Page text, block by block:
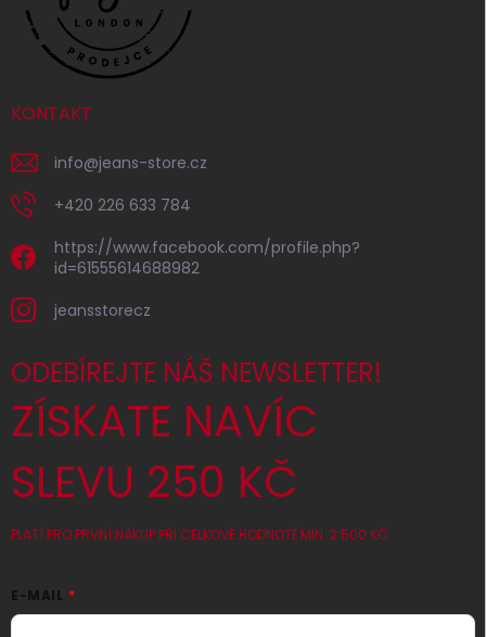
KONTAKT
info@jeans-store.cz
+420 226 633 784
https://www.facebook.com/profile.php?
id=61555614688982
jeansstorecz
ODEBÍREJTE NÁŠ NEWSLETTER!
ZÍSKATE NAVÍC
SLEVU 250 KČ
PLATÍ PRO PRVNÍ NÁKUP PŘI CELKOVÉ HODNOTĚ MIN. 2 500 KČ
E-MAIL